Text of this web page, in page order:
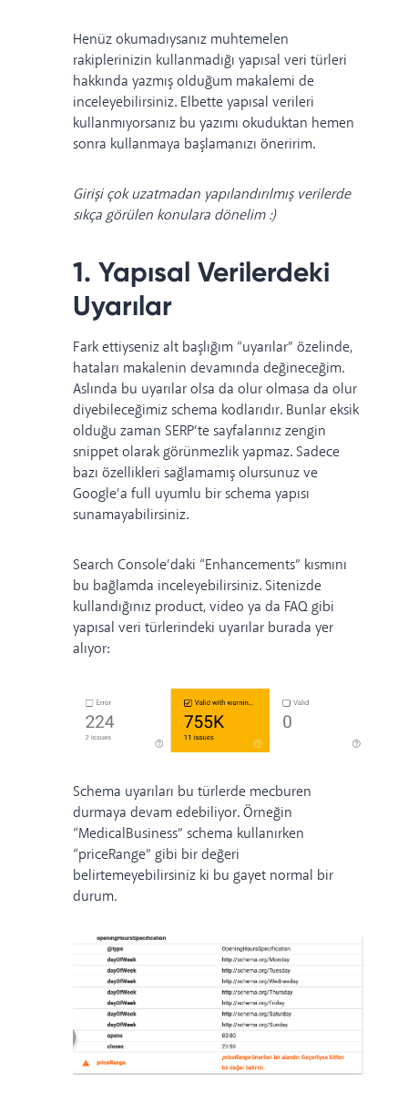
Henüz okumadıysanız muhtemelen
rakiplerinizin kullanmadığı yapısal veri türleri
hakkında yazmış olduğum makalemi de
inceleyebilirsiniz. Elbette yapısal verileri
kullanmıyorsanız bu yazımı okuduktan hemen
sonra kullanmaya başlamanızı öneririm.
Girişi çok uzatmadan yapılandırılmış verilerde
sıkça görülen konulara dönelim :)
1. Yapısal Verilerdeki
Uyarılar
Fark ettiyseniz alt başlığım “uyarılar” özelinde,
hataları makalenin devamında değineceğim.
Aslında bu uyarılar olsa da olur olmasa da olur
diyebileceğimiz schema kodlarıdır. Bunlar eksik
olduğu zaman SERP’te sayfalarınız zengin
snippet olarak görünmezlik yapmaz. Sadece
bazı özellikleri sağlamamış olursunuz ve
Google’a full uyumlu bir schema yapısı
sunamayabilirsiniz.
Search Console’daki “Enhancements” kısmını
bu bağlamda inceleyebilirsiniz. Sitenizde
kullandığınız product, video ya da FAQgibi
yapısal veri türlerindeki uyarılar burada yer
alıyor:
Schema uyarıları bu türlerde mecburen
durmaya devam edebiliyor. Örneğin
“MedicalBusiness” schema kullanırken
“priceRange” gibi bir değeri
belirtemeyebilirsiniz ki bu gayet normal bir
durum.